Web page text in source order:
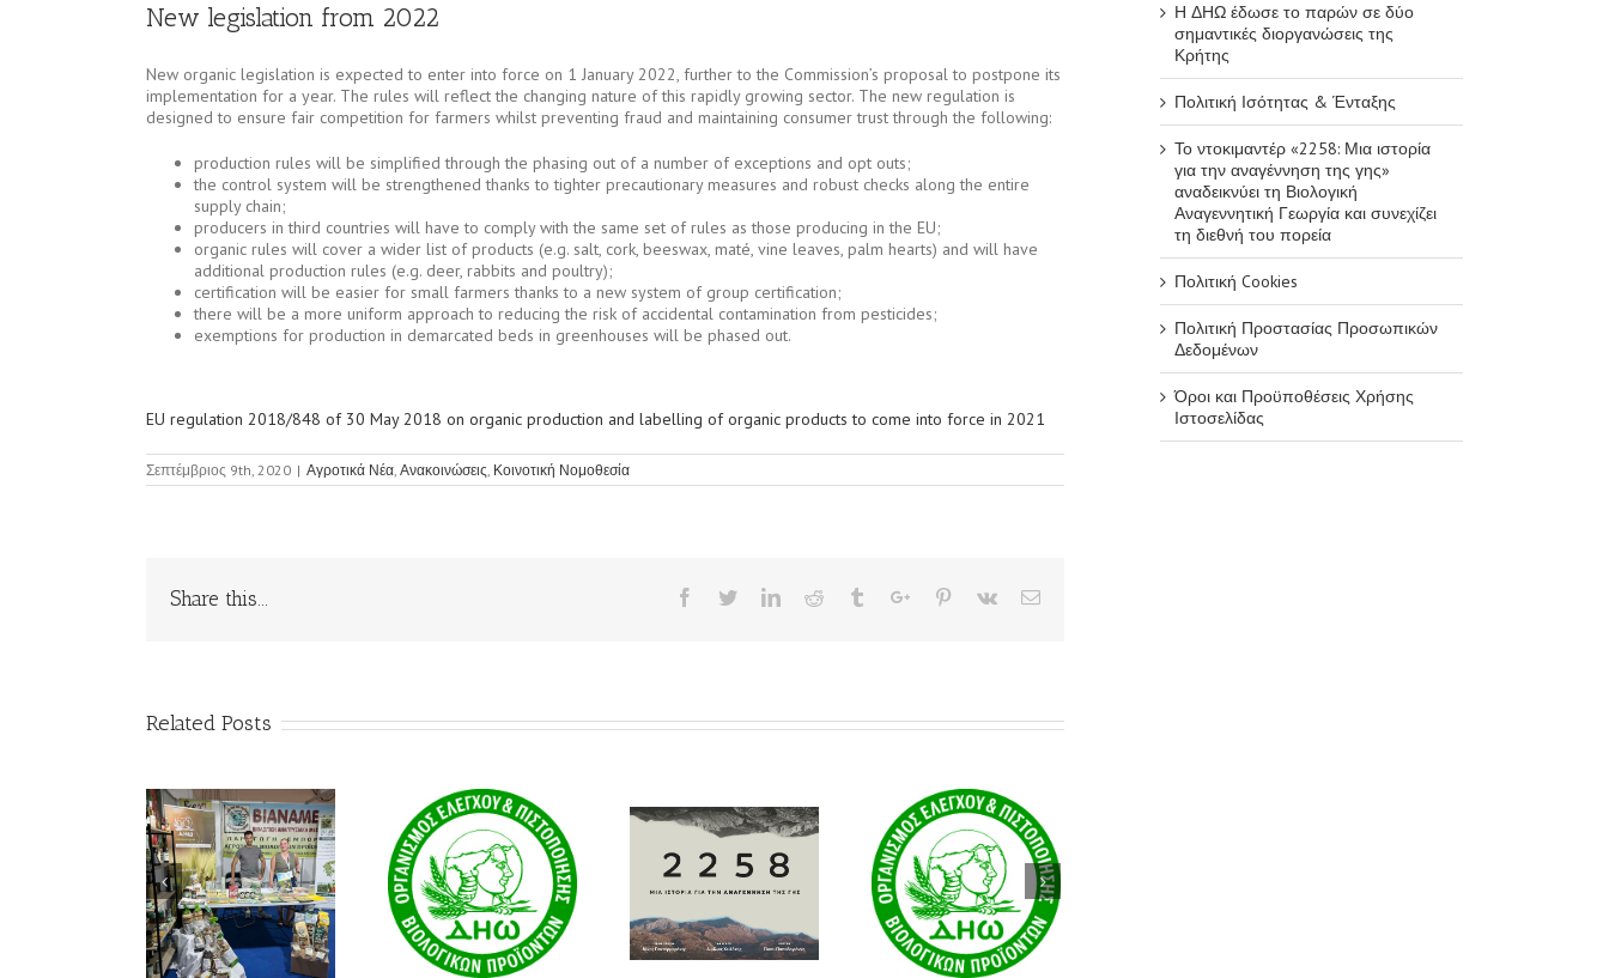
New legislation from 2022
New organic legislation is expected to enter into force on 1 January 2022, further to the Commission’s proposal to postpone its
implementation for a year. The rules will reflect the changing nature of this rapidly growing sector. The new regulation is
designed to ensure fair competition for farmers whilst preventing fraud and maintaining consumer trust through the following:
production rules will be simplified through the phasing out of a number of exceptions and opt outs;
the control system will be strengthened thanks to tighter precautionary measures and robust checks along the entire
supply chain;
producers in third countries will have to comply with the same set of rules as those producing in the EU;
organic rules will cover a wider list of products (e.g. salt, cork, beeswax, maté, vine leaves, palm hearts) and will have
additional production rules (e.g. deer, rabbits and poultry);
certification will be easier for small farmers thanks to a new system of group certification;
there will be a more uniform approach to reducing the risk of accidental contamination from pesticides;
exemptions for production in demarcated beds in greenhouses will be phased out.
EU regulation 2018/848 of 30 May 2018 on organic production and labelling of organic products to come into force in 2021
Σεπτέμβριος 9th, 2020 | Αγροτικά Νέα, Ανακοινώσεις, Κοινοτική Νομοθεσία
Share this... Facebook
TwitterLinkedinReddit TumblrGoogle+Pinterest
Vk Email
Related Posts
Πολιτική
Ισότητας &
Ένταξης
Το ντοκιμαντέρ
«2258: Μια
ιστορία για την
Πολιτική
Cookies
Πολιτική
Προστασίας
Προσωπικών
Δεδομένων
Η ΔΗΩ έδωσε το παρών σε δύο
σημαντικές διοργανώσεις της
Κρήτης
Πολιτική Ισότητας & Ένταξης
Το ντοκιμαντέρ «2258: Μια ιστορία
για την αναγέννηση της γης»
αναδεικνύει τη Βιολογική
Αναγεννητική Γεωργία και συνεχίζει
τη διεθνή του πορεία
Πολιτική Cookies
Πολιτική Προστασίας Προσωπικών
Δεδομένων
Όροι και Προϋποθέσεις Χρήσης
Ιστοσελίδας